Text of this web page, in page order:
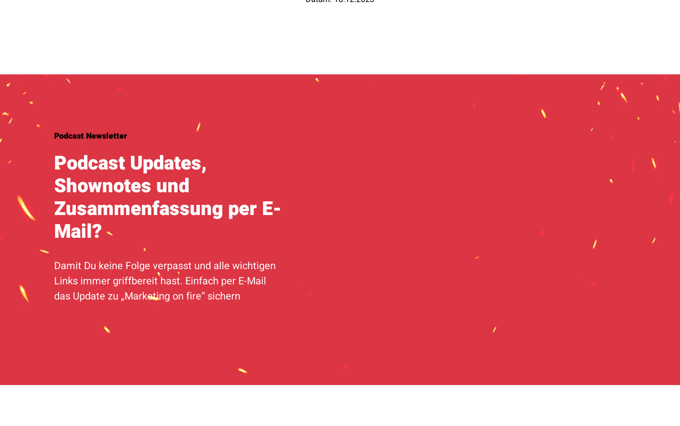
Podcast Newsletter
Podcast Updates,
Shownotes und
Zusammenfassung per E-
Mail?
Damit Du keine Folge verpasst und alle wichtigen
Links immer griffbereit hast. Einfach per E-Mail
das Update zu „Marketing on fire“ sichern